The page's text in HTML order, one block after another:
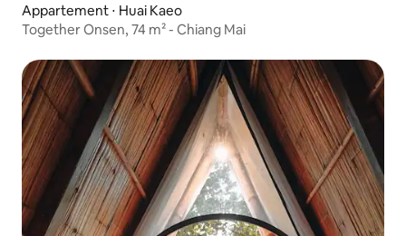
Appartement ⋅ Huai Kaeo
Together Onsen, 74 m² - Chiang Mai